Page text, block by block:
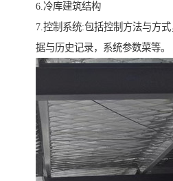
6.冷库建筑结构
7.控制系统:包括控制方法与方
据与历史记录，系统参数菜等。